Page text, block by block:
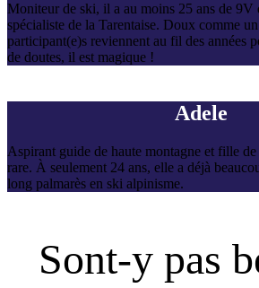
Moniteur de ski, il a au moins 25 ans de 9V
spécialiste de la Tarentaise. Doux comme
participant(e)s reviennent au fil des années
de doutes, il est magique !
Adele
Aspirant guide de haute montagne et fille
rare. À seulement 24 ans, elle a déjà
long palmarès en ski alpinisme.
Sont-y pas